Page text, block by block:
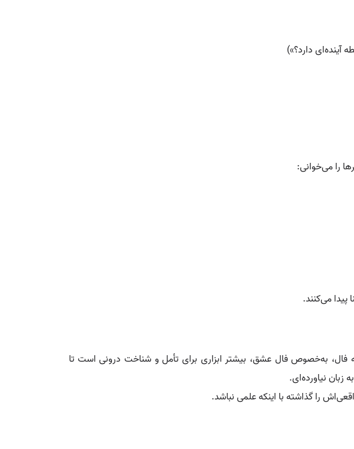
آینده‌ای دارد؟»)
را می‌خوانی:
پیدا می‌کنند.
به‌خصوص فال عشق، بیشتر ابزاری برای تأمل و شناخت درونی است تا
نیاورده‌ای.
را گذاشته با اینکه علمی نباشد.